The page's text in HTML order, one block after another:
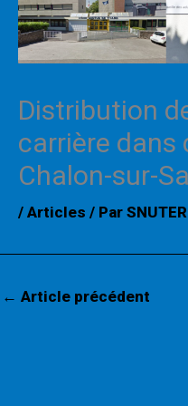
Distribution
carrière dans
Chalon-sur-
/ Articles / Par
← Article précédent